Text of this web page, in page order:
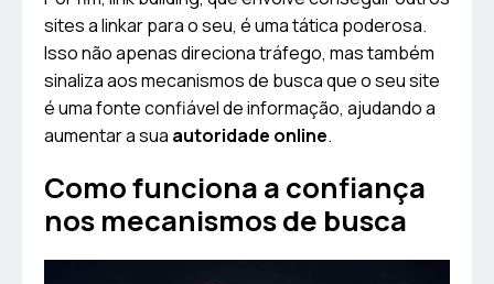
sites a linkar para o seu, é uma tática poderosa.
Isso não apenas direciona tráfego, mas também
sinaliza aos mecanismos de busca que o seu site
é uma fonte confiável de informação, ajudando a
aumentar a sua autoridade online.
Como funciona a confiança
nos mecanismos de busca